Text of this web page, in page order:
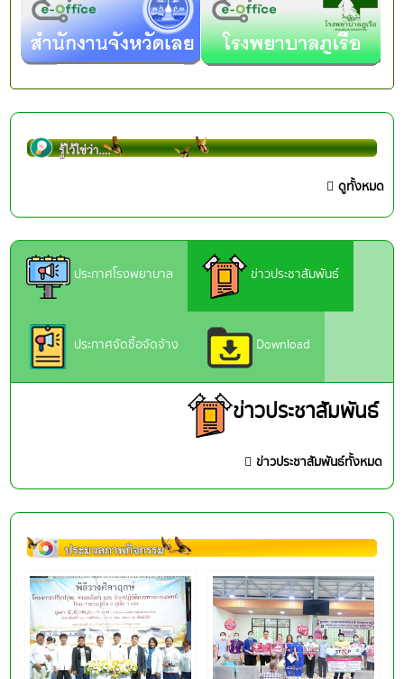
ดูทั้งหมด
ประกาศโรงพยาบาล ข่าวประชาสัมพันธ์
ประกาศจัดซื้อจัดจ้าง Download
ข่าวประชาสัมพันธ์
ข่าวประชาสัมพันธ์ทั้งหมด